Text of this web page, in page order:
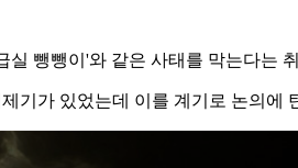
실 뺑뺑이'와 같은 사태를 막는다는
기가 있었는데 이를 계기로 논의에